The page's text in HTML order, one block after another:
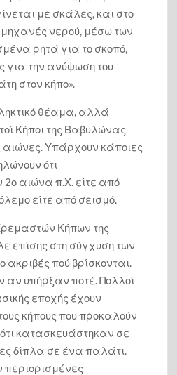
με σκάλες, και στο
νερού, μέσω των
ρητά για το σκοπό,
για την ανύψωση του
στον κήπο».
θέαμα, αλλά
Κήποι της Βαβυλώνας
αιώνες. Υπάρχουν κάποιες
ότι
αιώνα π.Χ. είτε από
είτε από σεισμό.
Κήπων της
επίσης στη σύγχυση των
ακριβές πού βρίσκονται.
αν υπήρξαν ποτέ. Πολλοί
εποχής έχουν
κήπους που προκαλούν
κατασκευάστηκαν σε
δίπλα σε ένα παλάτι.